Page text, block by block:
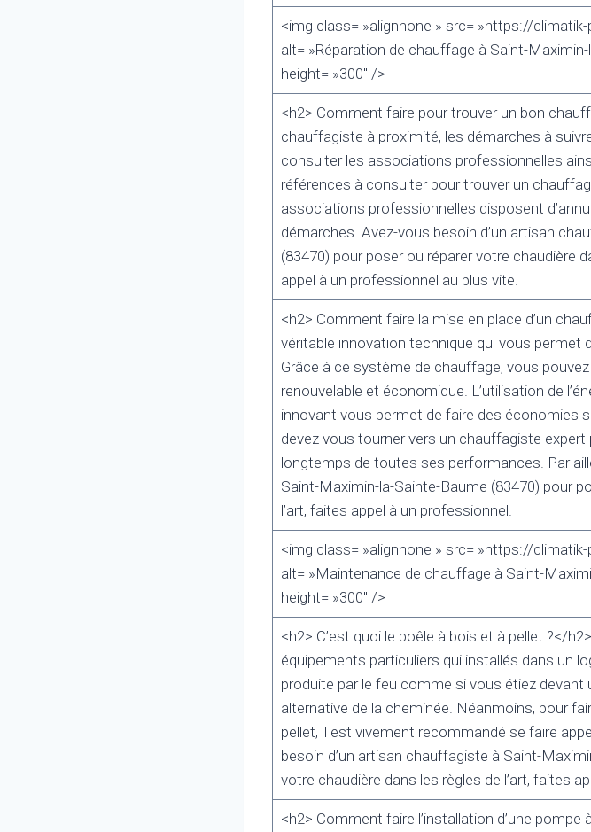
<img class= »alignnone » src= »https://
alt= »Réparation de chauffage à Saint-
height= »300″ />
<h2> Comment faire pour trouver un bon
chauffagiste à proximité, les démarches à
consulter les associations professionnelles
références à consulter pour trouver un
associations professionnelles disposent
démarches. Avez-vous besoin d’un artisan
(83470) pour poser ou réparer votre chaudière
appel à un professionnel au plus vite.
<h2> Comment faire la mise en place d’un
véritable innovation technique qui vous
Grâce à ce système de chauffage, vous
renouvelable et économique. L’utilisation de
innovant vous permet de faire des économies
devez vous tourner vers un chauffagiste
longtemps de toutes ses performances. Par
Saint-Maximin-la-Sainte-Baume (83470) pour
l’art, faites appel à un professionnel.
<img class= »alignnone » src= »https://
alt= »Maintenance de chauffage à Saint-
height= »300″ />
<h2> C’est quoi le poêle à bois et à pellet ?</
équipements particuliers qui installés dans un
produite par le feu comme si vous étiez devant
alternative de la cheminée. Néanmoins, pour
pellet, il est vivement recommandé se faire
besoin d’un artisan chauffagiste à Saint-
votre chaudière dans les règles de l’art, faites
<h2> Comment faire l’installation d’une